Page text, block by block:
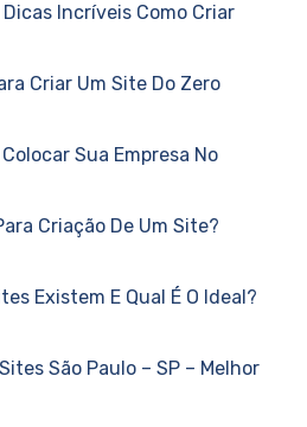
Incríveis Como Criar
Criar Um Site Do Zero
Sua Empresa No
Criação De Um Site?
Existem E Qual É O Ideal?
São Paulo – SP – Melhor